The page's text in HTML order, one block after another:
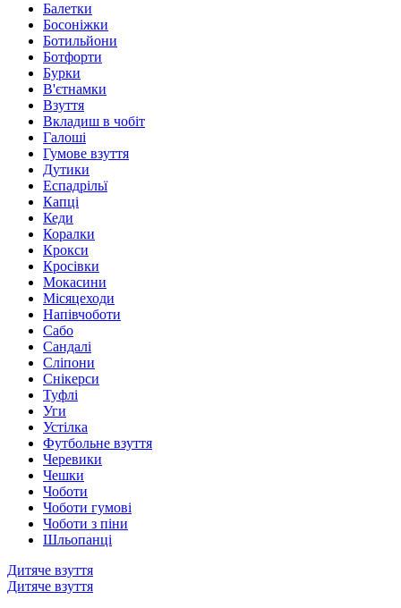
Балетки
Босоніжки
Ботильйони
Ботфорти
Бурки
В'єтнамки
Взуття
Вкладиш в чобіт
Галоші
Гумове взуття
Дутики
Еспадрільї
Капці
Кеди
Коралки
Крокси
Кросівки
Мокасини
Місяцеходи
Напівчоботи
Сабо
Сандалі
Сліпони
Снікерси
Туфлі
Уги
Устілка
Футбольне взуття
Черевики
Чешки
Чоботи
Чоботи гумові
Чоботи з піни
Шльопанці
Дитяче взуття
Дитяче взуття